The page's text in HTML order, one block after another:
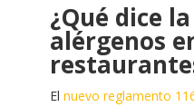
¿Qué dice
alérgenos
El nuevo reglamento